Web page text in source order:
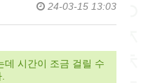
24-03-15 13:03
데 시간이 조금 걸릴 수